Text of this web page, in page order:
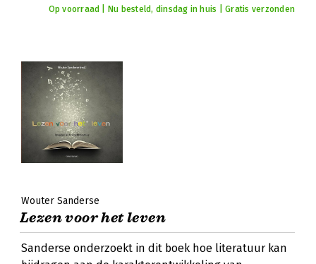
Op voorraad | Nu besteld, dinsdag in huis | Gratis verzonden
Wouter Sanderse
Lezen voor het leven
Sanderse onderzoekt in dit boek hoe literatuur kan